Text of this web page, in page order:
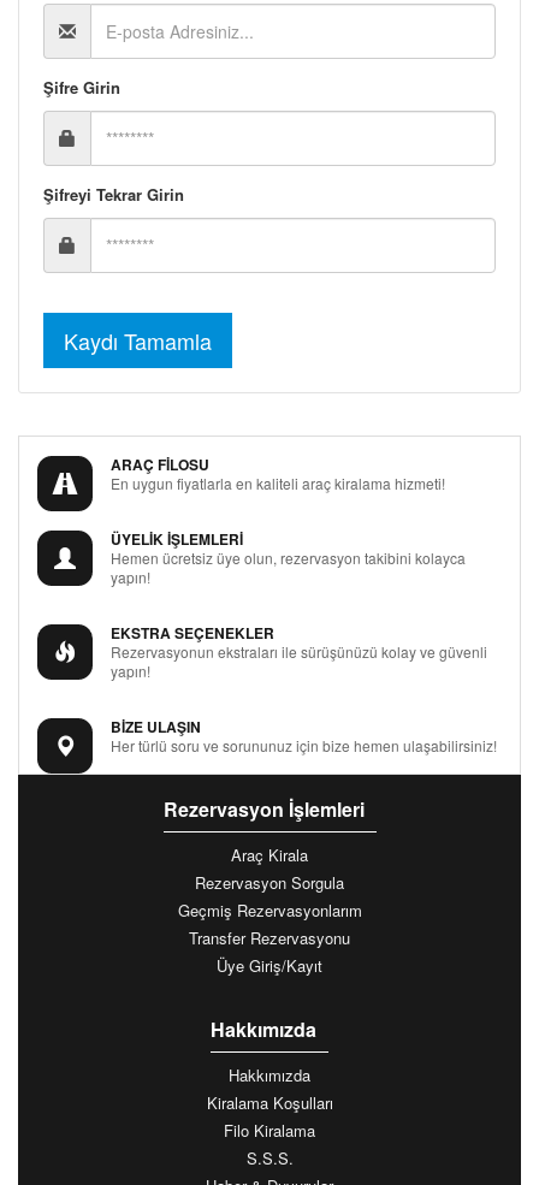
Şifre Girin
Şifreyi Tekrar Girin
ARAÇ FİLOSU
En uygun fiyatlarla en kaliteli araç kiralama hizmeti!
ÜYELİK İŞLEMLERİ
Hemen ücretsiz üye olun, rezervasyon takibini kolayca
yapın!
EKSTRA SEÇENEKLER
Rezervasyonun ekstraları ile sürüşünüzü kolay ve güvenli
yapın!
BİZE ULAŞIN
Her türlü soru ve sorununuz için bize hemen ulaşabilirsiniz!
Rezervasyon İşlemleri
Araç Kirala
Rezervasyon Sorgula
Geçmiş Rezervasyonlarım
Transfer Rezervasyonu
Üye Giriş/Kayıt
Hakkımızda
Hakkımızda
Kiralama Koşulları
Filo Kiralama
S.S.S.